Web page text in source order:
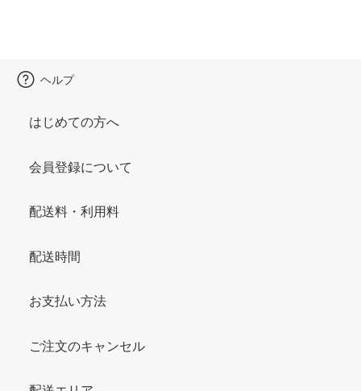
ヘルプ
はじめての方へ
会員登録について
配送料・利用料
配送時間
お支払い方法
ご注文のキャンセル